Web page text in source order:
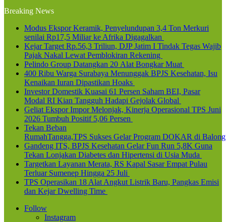
Breaking News
Modus Ekspor Keramik, Penyelundupan 3,4 Ton Merkuri
senilai Rp17,5 Miliar ke Afrika Digagalkan
Kejar Target Rp.56,3 Triliun, DJP Jatim I Tindak Tegas Wajib
Pajak Nakal Lewat Pemblokiran Rekening
Pelindo Group Datangkan 20 Alat Bongkar Muat
400 Ribu Warga Surabaya Menunggak BPJS Kesehatan, Isu
Kenaikan Iuran Dipastikan Hoaks
Investor Domestik Kuasai 61 Persen Saham BEI, Pasar
Modal RI Kian Tangguh Hadapi Gejolak Global
Geliat Ekspor Impor Melonjak, Kinerja Operasional TPS Juni
2026 Tumbuh Positif 5,06 Persen
Tekan Beban
RumahTangga,TPS Sukses Gelar Program DOKAR di
Gandeng ITS, BPJS Kesehatan Gelar Fun Run 5,8K Guna
Tekan Lonjakan Diabetes dan Hipertensi di Usia Muda
Targetkan Layanan Merata, RS Kapal Sasar Empat Pulau
Terluar Sumenep Hingga 25 Juli
TPS Operasikan 18 Alat Angkut Listrik Baru, Pangkas Emisi
dan Kejar Dwelling Time
Follow
Instagram